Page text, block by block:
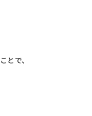
とで、